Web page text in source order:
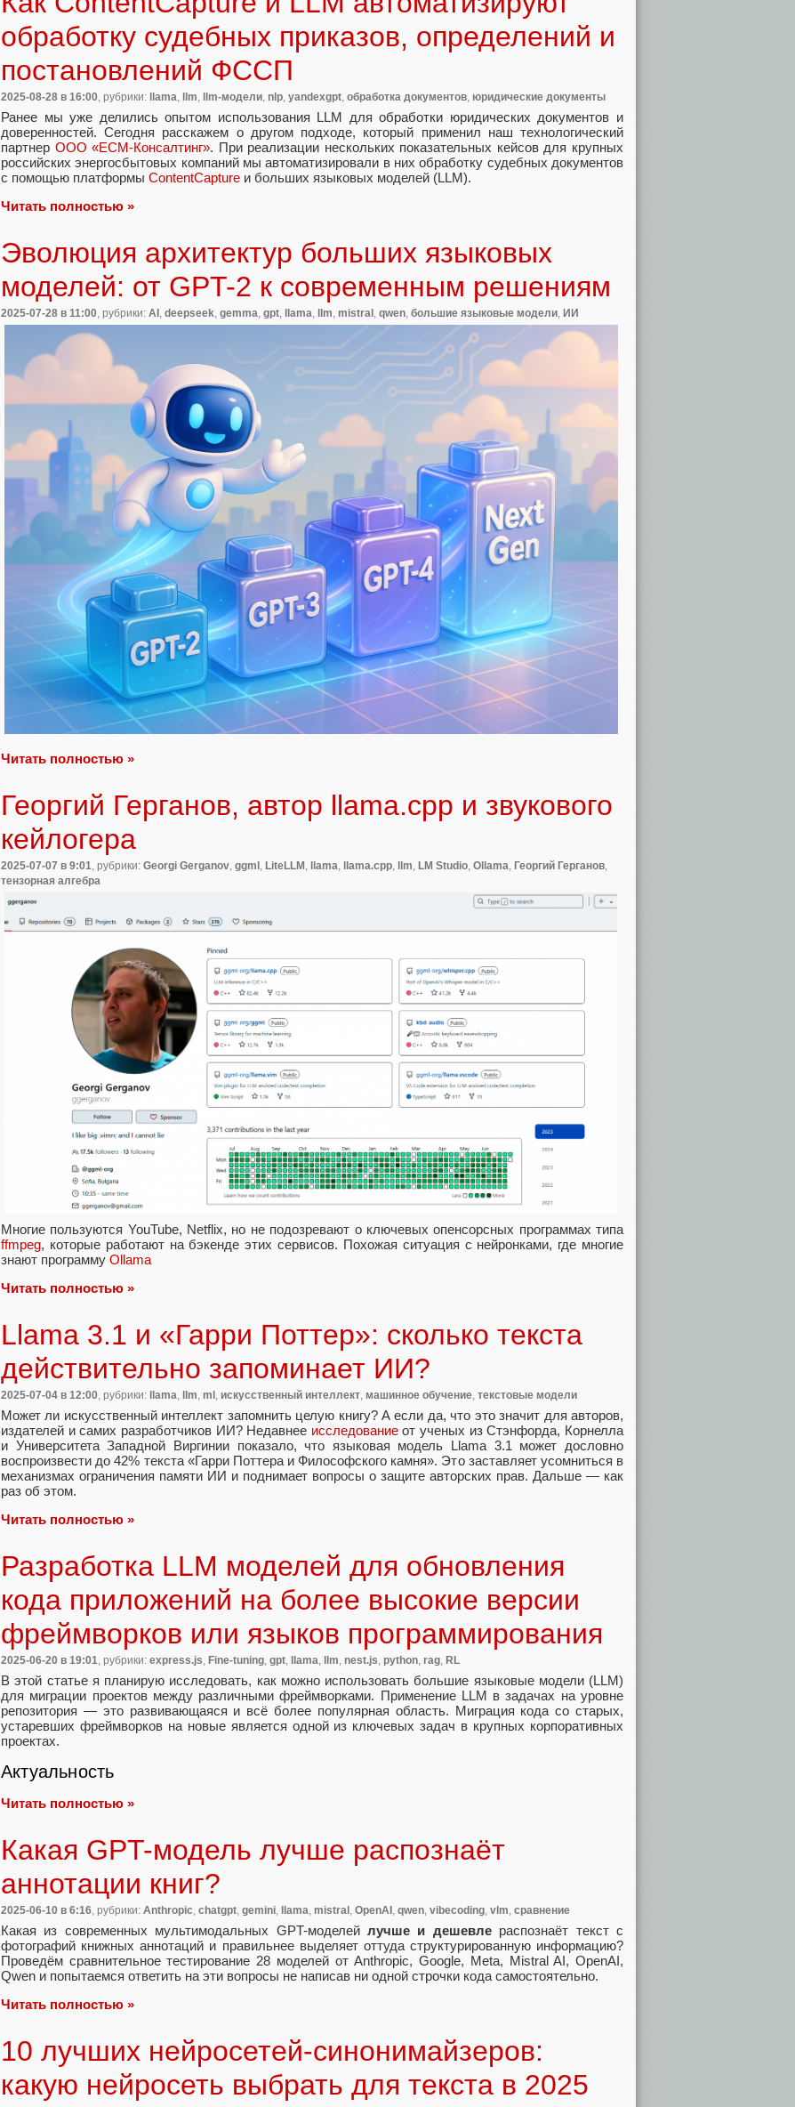
обработку судебных приказов, определений и
постановлений ФССП
2025-08-28 в 16:00, рубрики: llama, llm, llm-модели, nlp, yandexgpt, обработка документов, юридические документы
Ранее мы уже делились опытом использования LLM для обработки юридических документов и
доверенностей. Сегодня расскажем о другом подходе, который применил наш технологический
партнер ООО «ЕСМ-Консалтинг». При реализации нескольких показательных кейсов для крупных
российских энергосбытовых компаний мы автоматизировали в них обработку судебных документов
с помощью платформы ContentCapture и больших языковых моделей (LLM).
Читать полностью »
Эволюция архитектур больших языковых
моделей: от GPT-2 к современным решениям
2025-07-28 в 11:00, рубрики: AI , deepseek, gemma, gpt, llama, llm, mistral , qwen, большие языковые модели, ИИ
Читать полностью »
Георгий Герганов, автор llama.cpp и звукового
кейлогера
2025-07-07 в 9:01, рубрики: Georgi Gerganov, ggml , LiteLLM , llama, llama.cpp, llm, LM Studio, Ollama, Георгий Герганов,
тензорная алгебра
Многие пользуются YouTube, Netflix, но не подозревают о ключевых опенсорсных программах типа
ffmpeg, которые работают на бэкенде этих сервисов. Похожая ситуация с нейронками, где многие
знают программу Ollama
Читать полностью »
Llama 3.1 и «Гарри Поттер»: сколько текста
действительно запоминает ИИ?
2025-07-04 в 12:00, рубрики: llama, llm, ml , искусственный интеллект, машинное обучение, текстовые модели
Может ли искусственный интеллект запомнить целую книгу? А если да, что это значит для авторов,
издателей и самих разработчиков ИИ? Недавнее исследованиеот ученых из Стэнфорда, Корнелла
и Университета Западной Виргинии показало, что языковая модель Llama 3.1 может дословно
воспроизвести до 42% текста «Гарри Поттера и Философского камня». Это заставляет усомниться в
механизмах ограничения памяти ИИ и поднимает вопросы о защите авторских прав. Дальше — как
раз об этом.
Читать полностью »
Разработка LLM моделей для обновления
кода приложений на более высокие версии
фреймворков или языков программирования
2025-06-20 в 19:01, рубрики: express.js, Fine-tuning, gpt, llama, llm, nest.js, python, rag, RL
В этой статье я планирую исследовать, как можно использовать большие языковые модели (LLM)
для миграции проектов между различными фреймворками. Применение LLM в задачах на уровне
репозитория — это развивающаяся и всё более популярная область. Миграция кода со старых,
устаревших фреймворков на новые является одной из ключевых задач в крупных корпоративных
проектах.
Актуальность
Читать полностью »
Какая GPT-модель лучше распознаёт
аннотации книг?
2025-06-10 в 6:16, рубрики: Anthropic, chatgpt, gemini, llama, mistral , OpenAI , qwen, vibecoding, vlm, сравнение
Какая из современных мультимодальных GPT-моделей лучше и дешевлераспознаёт текст с
фотографий книжных аннотаций и правильнее выделяет оттуда структурированную информацию?
Проведём сравнительное тестирование 28 моделей от Anthropic, Google, Meta, Mistral AI, OpenAI,
Qwen и попытаемся ответить на эти вопросы не написав ни одной строчки кода самостоятельно.
Читать полностью »
10 лучших нейросетей-синонимайзеров:
какую нейросеть выбрать для текста в 2025